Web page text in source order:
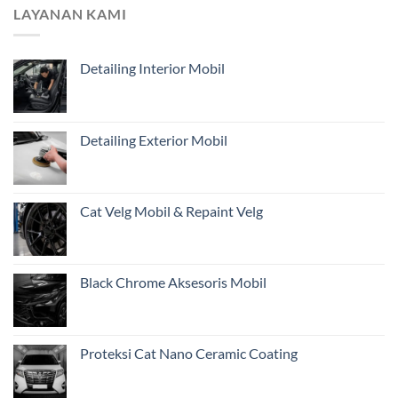
Pemilik
dari
Pentingnya
dari
LAYANAN KAMI
Detailing Interior Mobil
Detailing Exterior Mobil
Cat Velg Mobil & Repaint Velg
Black Chrome Aksesoris Mobil
Proteksi Cat Nano Ceramic Coating